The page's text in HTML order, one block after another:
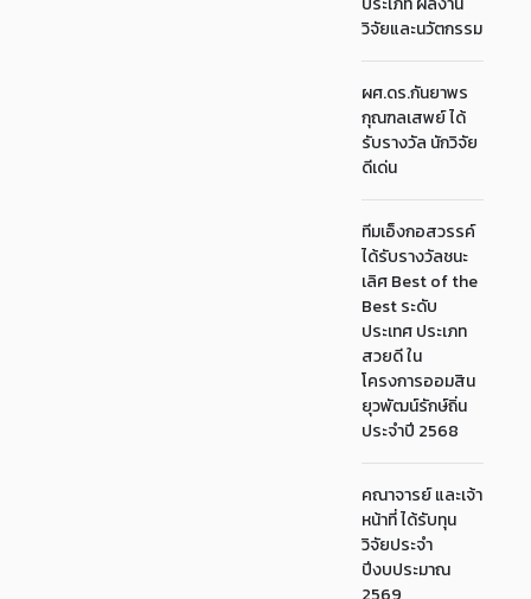
วิจัยและนวัตกรรม
ผศ.ดร.กันยาพร
กุณฑลเสพย์ ได้
รับรางวัล นักวิจัย
ดีเด่น
ทีมเอ็งกอสวรรค์
ได้รับรางวัลชนะ
เลิศ Best of the
Best ระดับ
ประเทศ ประเภท
สวยดี ใน
โครงการออมสิน
ยุวพัฒน์รักษ์ถิ่น
ประจำปี 2568
คณาจารย์ และเจ้า
หน้าที่ ได้รับทุน
วิจัยประจำ
ปีงบประมาณ